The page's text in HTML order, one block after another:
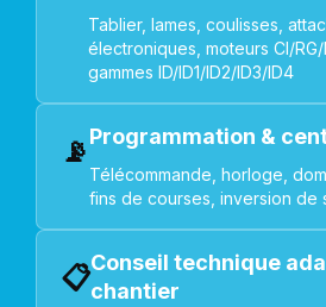
Tablier, lames, coulisses,
électroniques, moteurs CI/
gammes ID/ID1/ID2/ID3/ID4
📡Programmation &
Télécommande, horloge,
fins de courses, inversion de
📋Conseil technique
chantier